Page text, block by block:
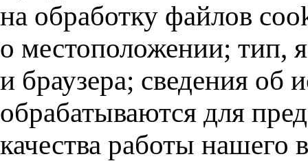
на обработку файлов
о местоположении; тип,
и браузера; сведения об
обрабатываются для
качества работы нашего